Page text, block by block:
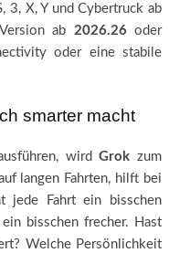
3, X, Y und Cybertruck ab
ab 2026.26oder
oder eine stabile
smarter macht
wirdGrok zum
langen Fahrten, hilft bei
jede Fahrt ein bisschen
bisschen frecher. Hast
Welche Persönlichkeit